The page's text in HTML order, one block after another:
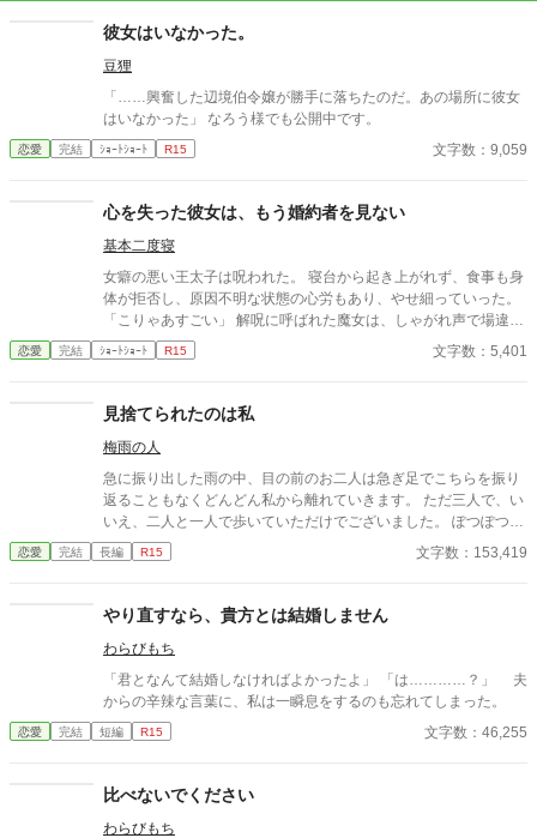
彼女はいなかった。
豆狸
「……興奮した辺境伯令嬢が勝手に落ちたのだ。あの場所に彼女
はいなかった」 なろう様でも公開中です。
恋愛 完結 ｼｮｰﾄｼｮｰﾄ R15 文字数：9,059
心を失った彼女は、もう婚約者を見ない
基本二度寝
女癖の悪い王太子は呪われた。 寝台から起き上がれず、食事も身
体が拒否し、原因不明な状態の心労もあり、やせ細っていった。
「こりゃあすごい」 解呪に呼ばれた魔女は、しゃがれ声で場違い
にも感嘆した。 「王族に呪いなんて効かないはずなのにと思った
けれど、これほど大きい呪いは見たことがないよ。どれだけの女
勝手に勘違いして想いを寄せられているだけなのに。 「こりゃあ
「早く息子を助けて」と喚く王妃。 「なら、その娘の心を対価に
どうだい」 魔女はぐるりと部屋を見渡し、壁際に使用人らと共に
立たされている王太子の婚約者の令嬢を指差した。
恋愛 完結 ｼｮｰﾄｼｮｰﾄ R15 文字数：5,401
見捨てられたのは私
梅雨の人
急に振り出した雨の中、目の前のお二人は急ぎ足でこちらを振り
返ることもなくどんどん私から離れていきます。 ただ三人で、い
いえ、二人と一人で歩いていただけでございました。 ぽつぽつと
振り出した雨は勢いを増してきましたのに、あなたの妻である私
は一人取り残されてもそこからしばらく動くことができないのは
いつまでたっても惨めで悲しくなるのです。 何度悲しい思いをし
ても、それでもあなたをお慕いしてまいりましたが、さすがにも
うあきらめようかと思っております。
恋愛 完結 長編 R15 文字数：153,419
やり直すなら、貴方とは結婚しません
わらびもち
「君となんて結婚しなければよかったよ」 「は…………？」 夫
からの辛辣な言葉に、私は一瞬息をするのも忘れてしまった。
恋愛 完結 短編 R15 文字数：46,255
比べないでください
わらびもち